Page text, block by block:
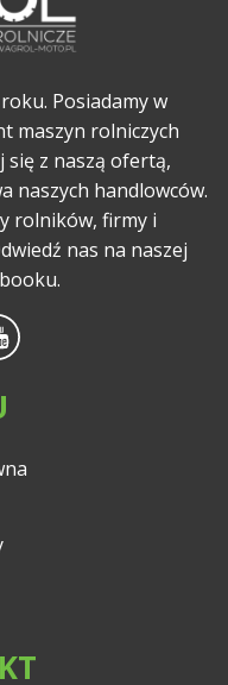
Posiadamy w
maszyn rolniczych
się z naszą ofertą,
naszych handlowców.
rolników, firmy i
nas na naszej